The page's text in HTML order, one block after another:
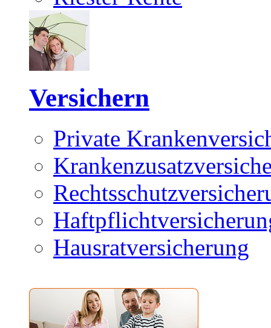
Versichern
Private
Hausratversicherung